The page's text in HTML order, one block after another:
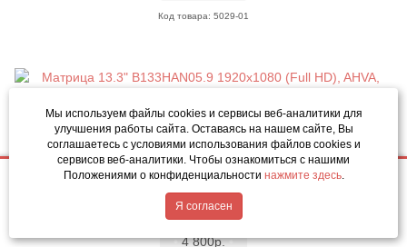
Код товара: 5029-01
Матрица 13.3" B133HAN05.9 1920x1080 (Full HD),
AHVA, 30pin eDP, Slim, Глянцевая
Купить
•4 800р.•
4 800р.
Купить
Обратный звонок
Написать в MAX
Мы используем файлы cookies и сервисы веб-аналитики для
улучшения работы сайта. Оставаясь на нашем сайте, Вы
соглашаетесь с условиями использования файлов cookies и
сервисов веб-аналитики. Чтобы ознакомиться с нашими
Положениями о конфиденциальности нажмите здесь.
Я согласен